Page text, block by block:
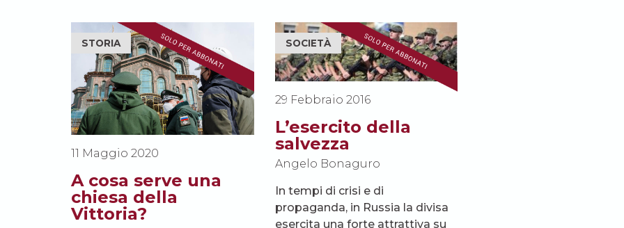
STORIA
11 Maggio 2020
A cosa serve una
chiesa della
Vittoria?
SOCIETÀ
29 Febbraio 2016
L’esercito della
salvezza
Angelo Bonaguro
In tempi di crisi e di
propaganda, in Russia la divisa
esercita una forte attrattiva su